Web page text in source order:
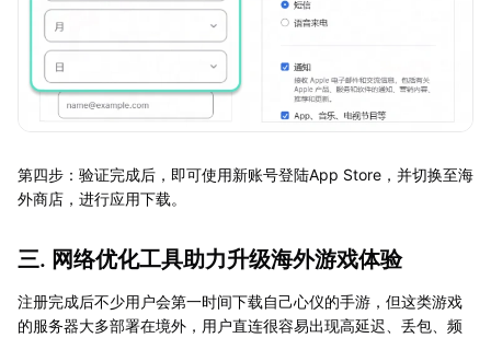
第四步：验证完成后，即可使用新账号登陆App Store，并切换至海
外商店，进行应用下载。
三. 网络优化工具助力升级海外游戏体验
注册完成后不少用户会第一时间下载自己心仪的手游，但这类游戏
的服务器大多部署在境外，用户直连很容易出现高延迟、丢包、频